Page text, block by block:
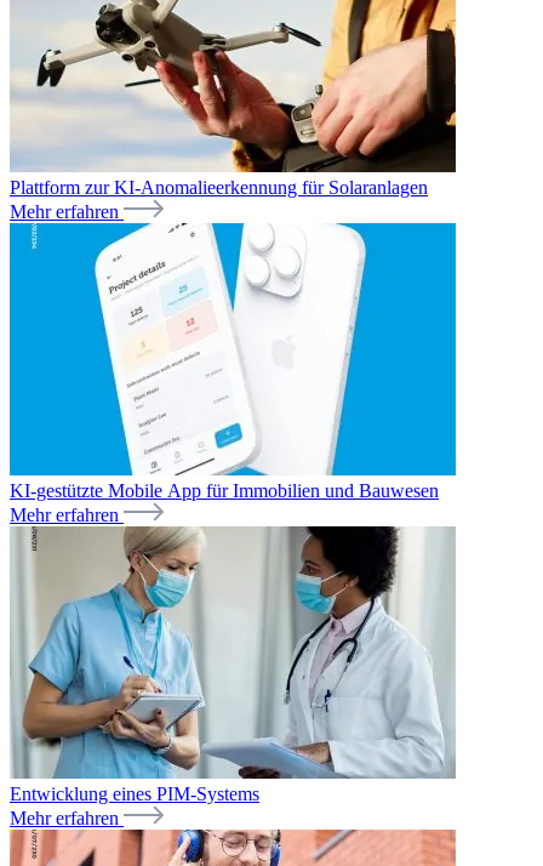
Plattform zur KI-Anomalieerkennung für Solaranlagen
Mehr erfahren
KI-gestützte Mobile App für Immobilien und Bauwesen
Mehr erfahren
Entwicklung eines PIM-Systems
Mehr erfahren